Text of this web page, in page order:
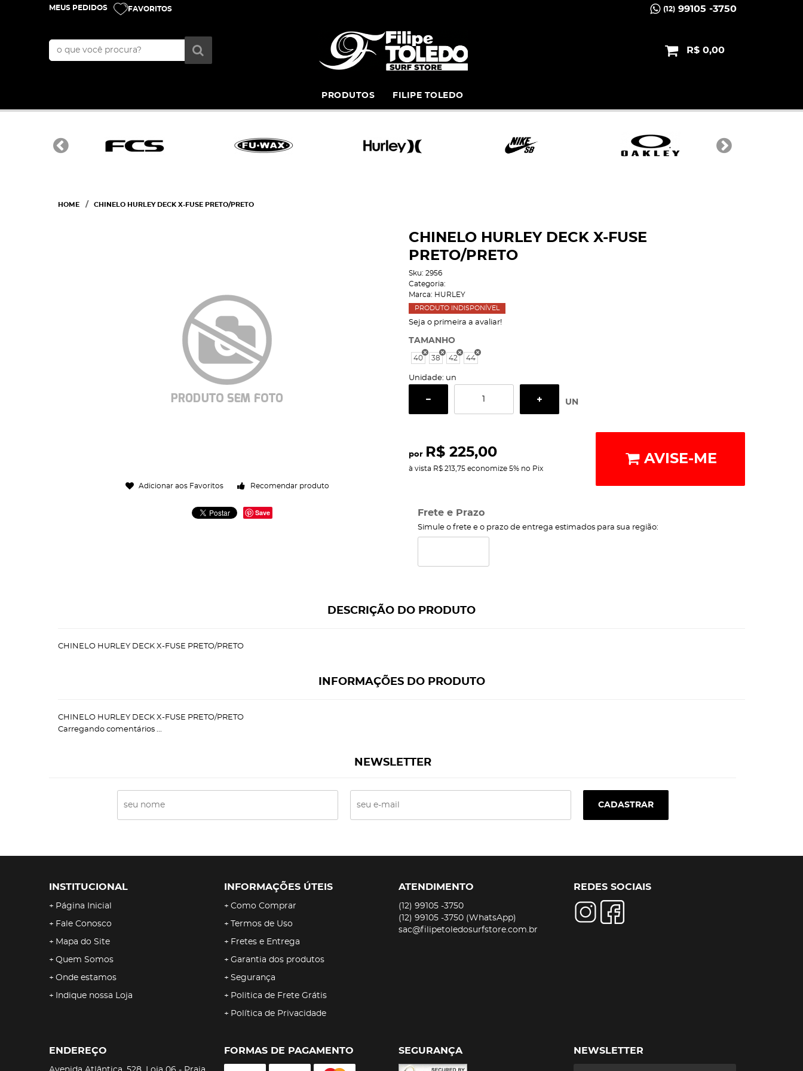
MEUS PEDIDOS FAVORITOS (12)99105 -3750
R$ 0,00
PRODUTOS FILIPE TOLEDO
HOME CHINELO HURLEY DECK X-FUSE PRETO/PRETO
Adicionar aos Favoritos Recomendar produto
Save
CHINELO HURLEY DECK X-FUSE
PRETO/PRETO
Sku: 2956
Categoria:
Marca: HURLEY
PRODUTO INDISPONÍVEL
Seja o primeira a avaliar!
TAMANHO
40 38 42 44
Unidade: un
UN
por R$ 225,00
à vista R$ 213,75economize 5% no Pix
AVISE-ME
Frete e Prazo
Simule o frete e o prazo de entrega estimados para sua região:
DESCRIÇÃO DO PRODUTO
CHINELO HURLEY DECK X-FUSE PRETO/PRETO
INFORMAÇÕES DO PRODUTO
CHINELO HURLEY DECK X-FUSE PRETO/PRETO
Carregando comentários ...
NEWSLETTER
CADASTRAR
INSTITUCIONAL
Página Inicial
Fale Conosco
Mapa do Site
Quem Somos
Onde estamos
Indique nossa Loja
INFORMAÇÕES ÚTEIS
Como Comprar
Termos de Uso
Fretes e Entrega
Garantia dos produtos
Segurança
Politica de Frete Grátis
Política de Privacidade
ATENDIMENTO
(12) 99105 -3750
(12) 99105 -3750 (WhatsApp)
sac@filipetoledosurfstore.com.br
REDES SOCIAIS
ENDEREÇO FORMAS DE PAGAMENTO SEGURANÇA NEWSLETTER